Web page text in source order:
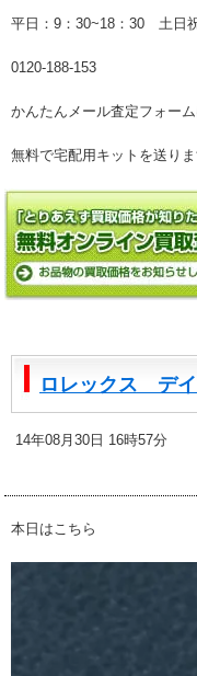
平日：9：30~18：30 土日
0120-188-153
かんたんメール査定フォー
無料で宅配用キットを送りま
ロレックス デ
14年08月30日 16時57分
本日はこちら